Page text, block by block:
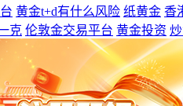
黄金t+d有什么风险 纸黄金 香
克 伦敦金交易平台 黄金投资